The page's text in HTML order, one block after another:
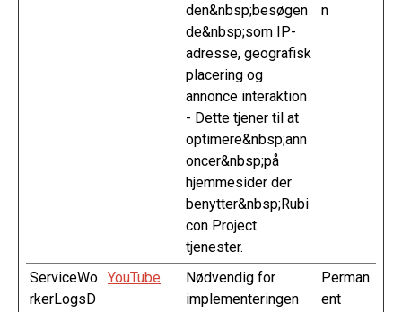
den&nbsp;besøgen
de&nbsp;som IP-
adresse, geografisk
placering og
annonce interaktion
- Dette tjener til at
optimere&nbsp;ann
oncer&nbsp;på
hjemmesider der
benytter&nbsp;Rubi
con Project
tjenester.
n
ServiceWo
rkerLogsD
YouTube
Nødvendig for
implementeringen
Perman
ent